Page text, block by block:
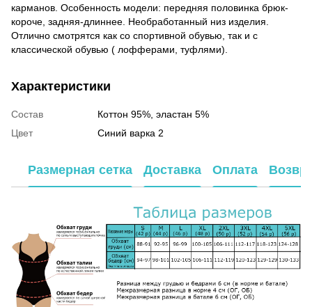
карманов. Особенность модели: передняя половинка брюк-
короче, задняя-длиннее. Необработанный низ изделия.
Отлично смотрятся как со спортивной обувью, так и с
классической обувью ( лофферами, туфлями).
Характеристики
Состав
Коттон 95%, эластан 5%
Цвет
Синий варка 2
Размерная сетка Доставка Оплата